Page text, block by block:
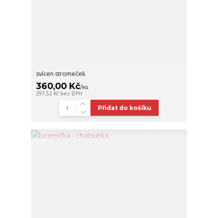
svícen stromeček
360,00 Kč/ks
297,52 Kč bez DPH
Přidat do košíku